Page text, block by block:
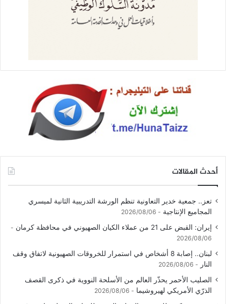
أحدث المقالات
تعز.. جمعية خدير التعاونية تنظم الورشة التدريبية الثانية لميسري
المجاميع الإنتاجية
2026/08/06
إيران: القبض على 21 من عملاء الكيان الصهيوني في محافظة كرمان
2026/08/06
لبنان.. إصابة 8 أشخاص في استمرار للخروقات الصهيونية لاتفاق وقف
النار
2026/08/06
الصليب الأحمر يحذّر العالم من الأسلحة النووية في ذكرى القصف
الذرّي الأمريكي لهيروشيما
2026/08/06